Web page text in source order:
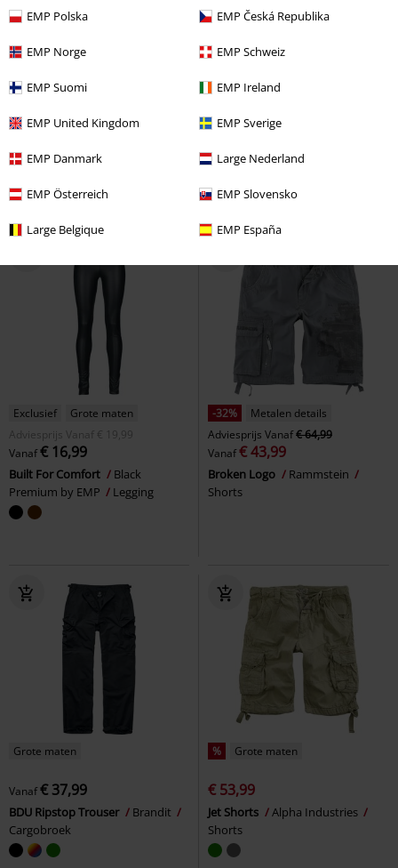
EMP Polska EMP Česká Republika
EMP Norge EMP Schweiz
EMP Suomi EMP Ireland
EMP United Kingdom EMP Sverige
EMP Danmark Large Nederland
EMP Österreich EMP Slovensko
Large Belgique EMP España
Adviesprijs Vanaf
Vanaf
€ 75,99
Cargobroek
€ 69,99
Exclusief
Grote maten
Adviesprijs
Vanaf € 19,99
Vanaf€ 16,99
Built For Comfort
Black
Premium by EMP
Legging
-32%
Metalen details
Adviesprijs Vanaf€ 64,99
Vanaf€ 43,99
Broken Logo
Rammstein
Shorts
Grote maten
Vanaf€ 37,99
BDU Ripstop Trouser
Brandit
Cargobroek
% Grote maten
€ 53,99
Jet Shorts
Alpha Industries
Shorts